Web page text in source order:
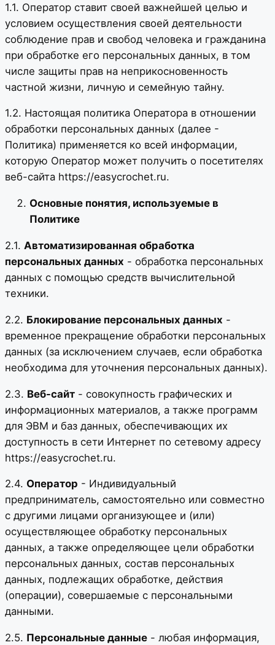
1.1. Оператор ставит своей важнейшей целью и
условием осуществления своей деятельности
соблюдение прав и свобод человека и гражданина
при обработке его персональных данных, в том
числе защиты прав на неприкосновенность
частной жизни, личную и семейную тайну.
1.2. Настоящая политика Оператора в отношении
обработки персональных данных (далее -
Политика) применяется ко всей информации,
которую Оператор может получить о посетителях
веб-сайта https://easycrochet.ru.
Основные понятия, используемые в
Политике
2.1. Автоматизированная обработка
персональных данных - обработка персональных
данных с помощью средств вычислительной
техники.
2.2. Блокирование персональных данных -
временное прекращение обработки персональных
данных (за исключением случаев, если обработка
необходима для уточнения персональных данных).
2.3. Веб-сайт - совокупность графических и
информационных материалов, а также программ
для ЭВМ и баз данных, обеспечивающих их
доступность в сети Интернет по сетевому адресу
https://easycrochet.ru.
2.4. Оператор - Индивидуальный
предприниматель, самостоятельно или совместно
с другими лицами организующее и (или)
осуществляющее обработку персональных
данных, а также определяющее цели обработки
персональных данных, состав персональных
данных, подлежащих обработке, действия
(операции), совершаемые с персональными
данными.
2.5. Персональные данные - любая информация,